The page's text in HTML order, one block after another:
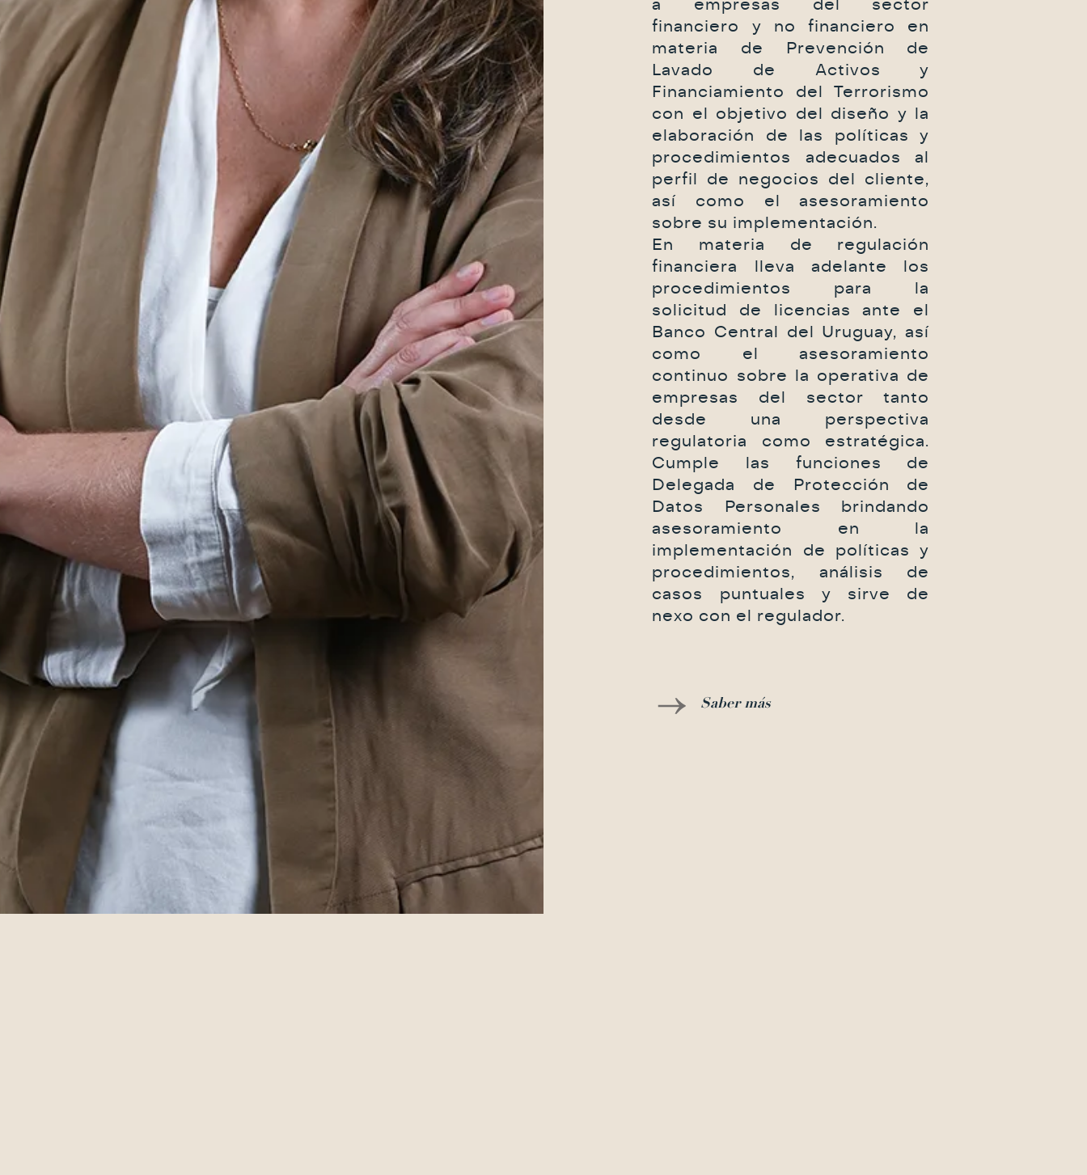
a empresas del sector
financiero y no financiero en
materia de Prevención de
Lavado de Activos y
Financiamiento del Terrorismo
con el objetivo del diseño y la
elaboración de las políticas y
procedimientos adecuados al
perfil de negocios del cliente,
así como el asesoramiento
sobre su implementación.
En materia de regulación
financiera lleva adelante los
procedimientos para la
solicitud de licencias ante el
Banco Central del Uruguay, así
como el asesoramiento
continuo sobre la operativa de
empresas del sector tanto
desde una perspectiva
regulatoria como estratégica.
Cumple las funciones de
Delegada de Protección de
Datos Personales brindando
asesoramiento en la
implementación de políticas y
procedimientos, análisis de
casos puntuales y sirve de
nexo con el regulador.
Saber más